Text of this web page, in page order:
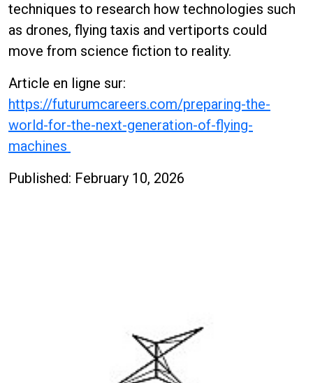
techniques to research how technologies such
as drones, flying taxis and vertiports could
move from science fiction to reality.
Article en ligne sur:
https://futurumcareers.com/preparing-the-
world-for-the-next-generation-of-flying-
machines
Published: February 10, 2026